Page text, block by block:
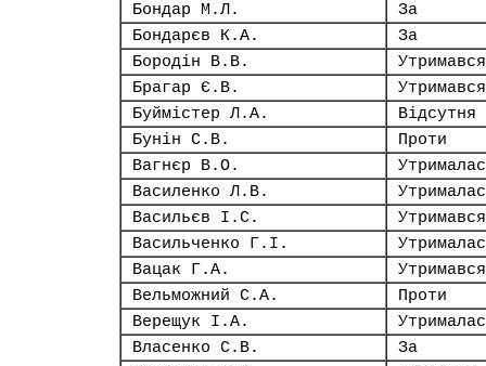
Бондар М.Л.
За
Бондарєв К.А.
За
Бородін В.В.
Утримався
Брагар Є.В.
Утримався
Буймістер Л.А.
Відсутня
Бунін С.В.
Проти
Вагнєр В.О.
Василенко Л.В.
Васильєв І.С.
Утримався
Васильченко Г.І.
Вацак Г.А.
Утримався
Вельможний С.А.
Проти
Верещук І.А.
Власенко С.В.
За